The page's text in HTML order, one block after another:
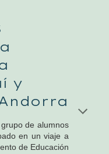
y
de alumnos
en un viaje a
de Educación